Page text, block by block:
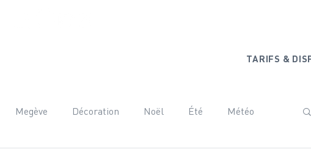
TARIFS &
Megève Décoration Noël Été Météo